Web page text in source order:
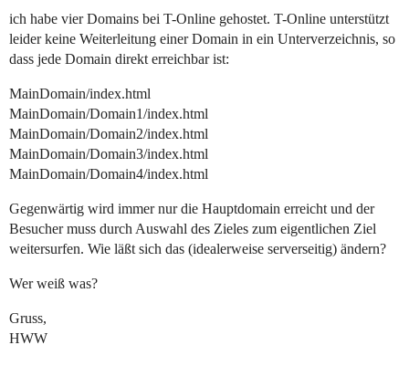
ich habe vier Domains bei T-Online gehostet. T-Online unterstützt
leider keine Weiterleitung einer Domain in ein Unterverzeichnis, so
dass jede Domain direkt erreichbar ist:
MainDomain/index.html
MainDomain/Domain1/index.html
MainDomain/Domain2/index.html
MainDomain/Domain3/index.html
MainDomain/Domain4/index.html
Gegenwärtig wird immer nur die Hauptdomain erreicht und der
Besucher muss durch Auswahl des Zieles zum eigentlichen Ziel
weitersurfen. Wie läßt sich das (idealerweise serverseitig) ändern?
Wer weiß was?
Gruss,
HWW